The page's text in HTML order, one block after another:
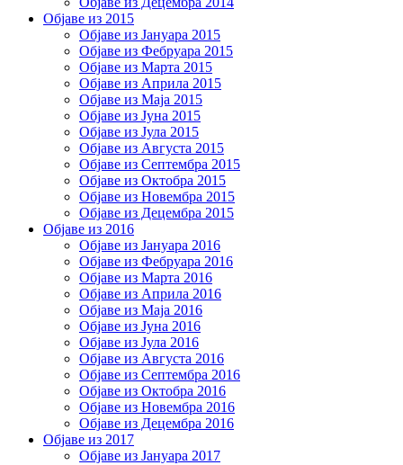
Објаве из 2015
Објаве из Јануара 2015
Објаве из Фебруара 2015
Објаве из Марта 2015
Објаве из Априла 2015
Објаве из Маја 2015
Објаве из Јуна 2015
Објаве из Јула 2015
Објаве из Августа 2015
Објаве из Септембра 2015
Објаве из Октобра 2015
Објаве из Новембра 2015
Објаве из Децембра 2015
Објаве из 2016
Објаве из Јануара 2016
Објаве из Фебруара 2016
Објаве из Марта 2016
Објаве из Априла 2016
Објаве из Маја 2016
Објаве из Јуна 2016
Објаве из Јула 2016
Објаве из Августа 2016
Објаве из Септембра 2016
Објаве из Октобра 2016
Објаве из Новембра 2016
Објаве из Децембра 2016
Објаве из 2017
Објаве из Јануара 2017